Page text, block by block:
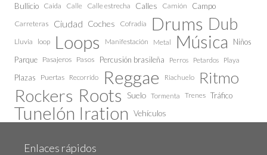
Bullicio Caida Calle Calle estrecha Calles Camión Campo
Carreteras Ciudad Coches Cofradía Drums Dub
Lluvia loop Loops Manifestación Metal Música
Niños
Parque Pasajeros Pasos Percusión brasileña Perros Petardos Playa
Plazas Puertas Recorrido Reggae Riachuelo Ritmo
Rockers Roots Suelo Tormenta Trenes Tráfico
Tunelón Iration Vehículos
Enlaces rápidos